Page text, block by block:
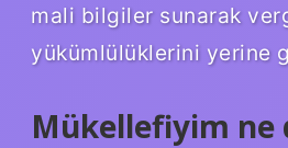
mali bilgiler sunarak
yükümlülüklerini yerine
Mükellefiyim ne